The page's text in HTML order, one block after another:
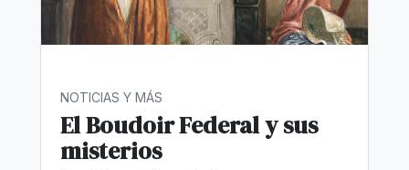
NOTICIAS Y MÁS
El Boudoir Federal y sus
misterios